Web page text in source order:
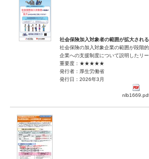
社会保険加入対象者の範囲が拡大され
社会保険の加入対象企業の範囲が段階
企業への支援制度について説明したリ
重要度：★★★★★
発行者：厚生労働省
発行日：2026年3月